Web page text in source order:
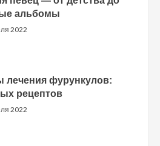
альбомы
2022
фурункулов:
рецептов
2022